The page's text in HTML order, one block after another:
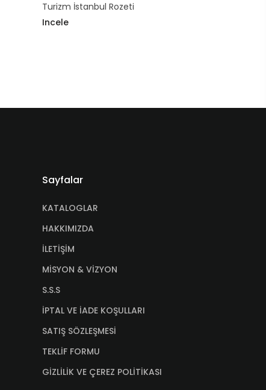
Turizm İstanbul Rozeti
Incele
Sayfalar
KATALOGLAR
HAKKIMIZDA
İLETİŞİM
MİSYON & VİZYON
S.S.S
İPTAL VE İADE KOŞULLARI
SATIŞ SÖZLEŞMESİ
TEKLİF FORMU
GİZLİLİK VE ÇEREZ POLİTİKASI